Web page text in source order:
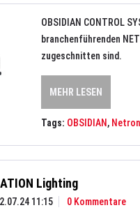
OBSIDIAN CONTROL
branchenführenden
zugeschnitten sind.
MEHR LESEN
Tags: OBSIDIAN, Netron
Lighting
11:15 0 Kommentare